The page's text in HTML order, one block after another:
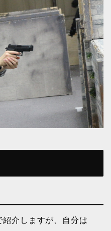
介しますが、自分は